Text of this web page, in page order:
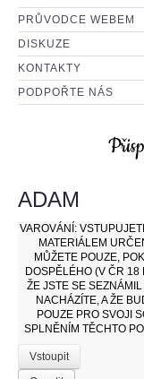
PRŮVODCE WEBEM
DISKUZE
KONTAKTY
PODPOŘTE NÁS
ADAM
VAROVÁNÍ:
MATERIÁLEM
MŮŽETE POUZE,
DOSPĚLÉHO (V ČR 18
ŽE JSTE SE
NACHÁZÍTE, A ŽE
POUZE PRO SVOJI
SPLNĚNÍM TĚCHTO
Vstoupit